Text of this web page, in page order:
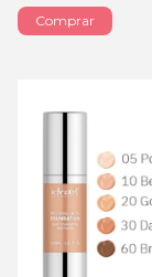
Comprar